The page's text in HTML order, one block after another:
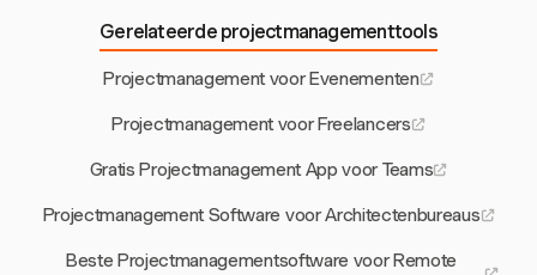
Gerelateerde projectmanagementtools
Projectmanagement voor Evenementen
Projectmanagement voor Freelancers
Gratis Projectmanagement App voor Teams
Projectmanagement Software voor Architectenbureaus
Beste Projectmanagementsoftware voor Remote